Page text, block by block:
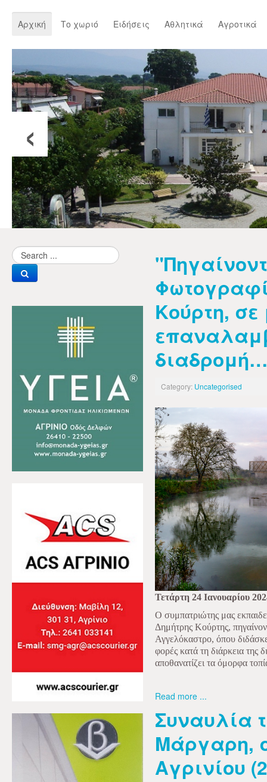
Αρχική Το χωριό Ειδήσεις Αθλητικά Αγροτικά
‹
Κούρτη, σε
Category: Uncategorised
Τετάρτη 24 Ιανουαρίου
Ο συμπατριώτης μας
Δημήτρης Κούρτης,
Αγγελόκαστρο, όπου
φορές κατά τη διάρκεια της
αποθανατίζει τα όμορφα
Read more ...
Συναυλία
Μάργαρη,
Αγρινίου